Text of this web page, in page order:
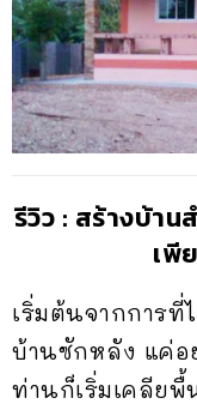
รีวิว : สร้างบ้า
เพี
เริ่มต้นจากการที่
บ้านซักหลัง แค่อ
ท่านก็เริ่มเคลียพื้